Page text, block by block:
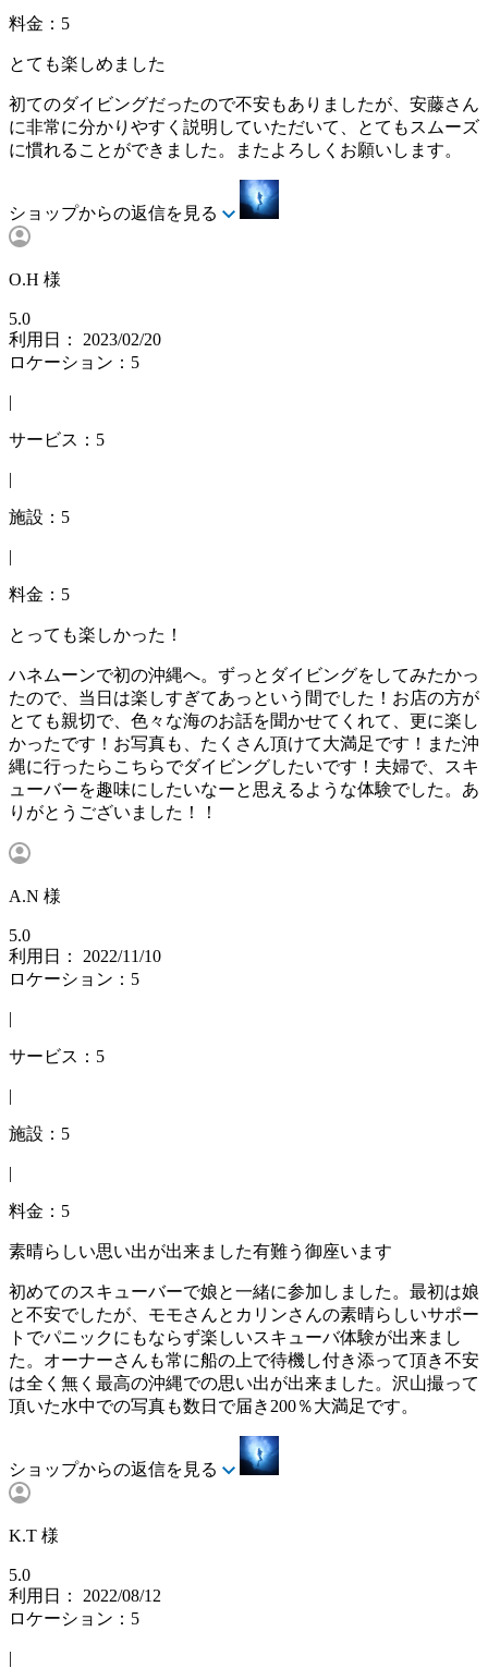
料金：5
とても楽しめました
初てのダイビングだったので不安もありましたが、安藤さん
に非常に分かりやすく説明していただいて、とてもスムーズ
に慣れることができました。またよろしくお願いします。
ショップからの返信を見る
O.H 様
5.0
利用日： 2023/02/20
ロケーション：5
|
サービス：5
|
施設：5
|
料金：5
とっても楽しかった！
ハネムーンで初の沖縄へ。ずっとダイビングをしてみたかっ
たので、当日は楽しすぎてあっという間でした！お店の方が
とても親切で、色々な海のお話を聞かせてくれて、更に楽し
かったです！お写真も、たくさん頂けて大満足です！また沖
縄に行ったらこちらでダイビングしたいです！夫婦で、スキ
ューバーを趣味にしたいなーと思えるような体験でした。あ
りがとうございました！！
A.N 様
5.0
利用日： 2022/11/10
ロケーション：5
|
サービス：5
|
施設：5
|
料金：5
素晴らしい思い出が出来ました有難う御座います
初めてのスキューバーで娘と一緒に参加しました。最初は娘
と不安でしたが、モモさんとカリンさんの素晴らしいサポー
トでパニックにもならず楽しいスキューバ体験が出来まし
た。オーナーさんも常に船の上で待機し付き添って頂き不安
は全く無く最高の沖縄での思い出が出来ました。沢山撮って
頂いた水中での写真も数日で届き200％大満足です。
ショップからの返信を見る
K.T 様
5.0
利用日： 2022/08/12
ロケーション：5
|